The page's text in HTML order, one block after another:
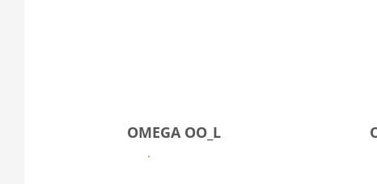
OMEGA OO_L
Se mere